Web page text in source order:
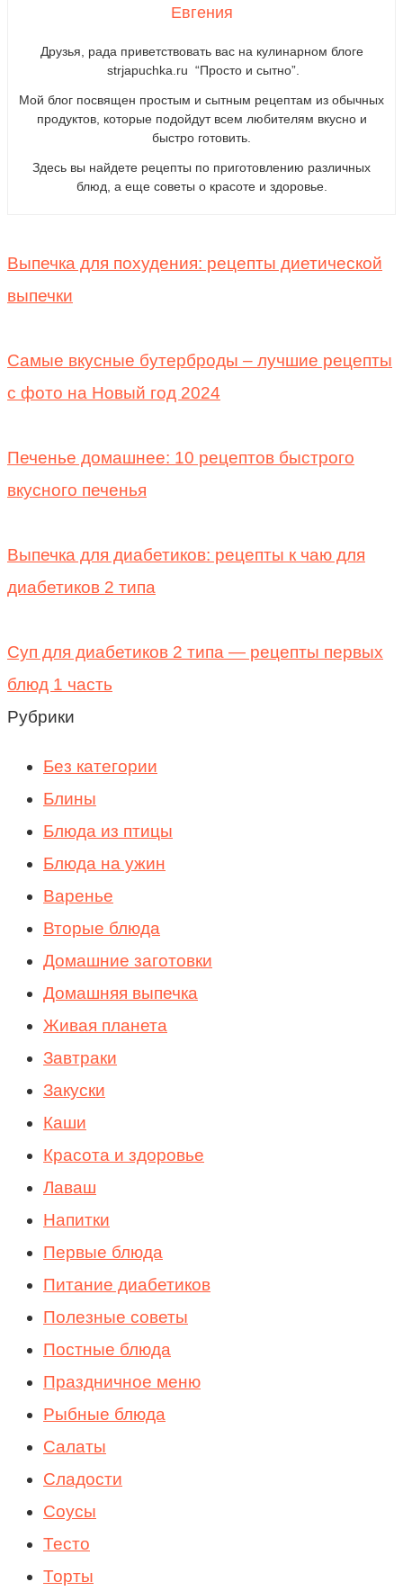
Евгения
Друзья, рада приветствовать вас на кулинарном блоге
strjapuchka.ru “Просто и сытно”.
Мой блог посвящен простым и сытным рецептам из обычных
продуктов, которые подойдут всем любителям вкусно и
быстро готовить.
Здесь вы найдете рецепты по приготовлению различных
блюд, а еще советы о красоте и здоровье.
Выпечка для похудения: рецепты диетической
выпечки
Самые вкусные бутерброды – лучшие рецепты
с фото на Новый год 2024
Печенье домашнее: 10 рецептов быстрого
вкусного печенья
Выпечка для диабетиков: рецепты к чаю для
диабетиков 2 типа
Суп для диабетиков 2 типа — рецепты первых
блюд 1 часть
Рубрики
Без категории
Блины
Блюда из птицы
Блюда на ужин
Варенье
Вторые блюда
Домашние заготовки
Домашняя выпечка
Живая планета
Завтраки
Закуски
Каши
Красота и здоровье
Лаваш
Напитки
Первые блюда
Питание диабетиков
Полезные советы
Постные блюда
Праздничное меню
Рыбные блюда
Салаты
Сладости
Соусы
Тесто
Торты